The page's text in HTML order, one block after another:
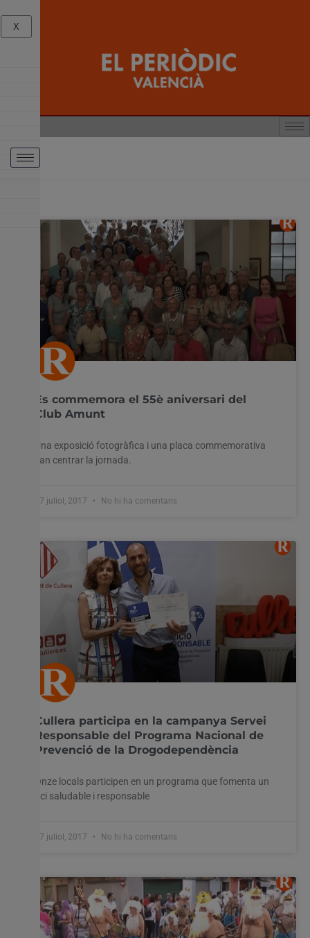
Es commemora el 55è aniversari del
Club Amunt
Una exposició fotogràfica i una placa commemorativa
van centrar la jornada.
17 juliol, 2017 No hi ha comentaris
Cullera participa en la campanya Servei
Responsable del Programa Nacional de
Prevenció de la Drogodependència
Onze locals participen en un programa que fomenta un
oci saludable i responsable
17 juliol, 2017 No hi ha comentaris